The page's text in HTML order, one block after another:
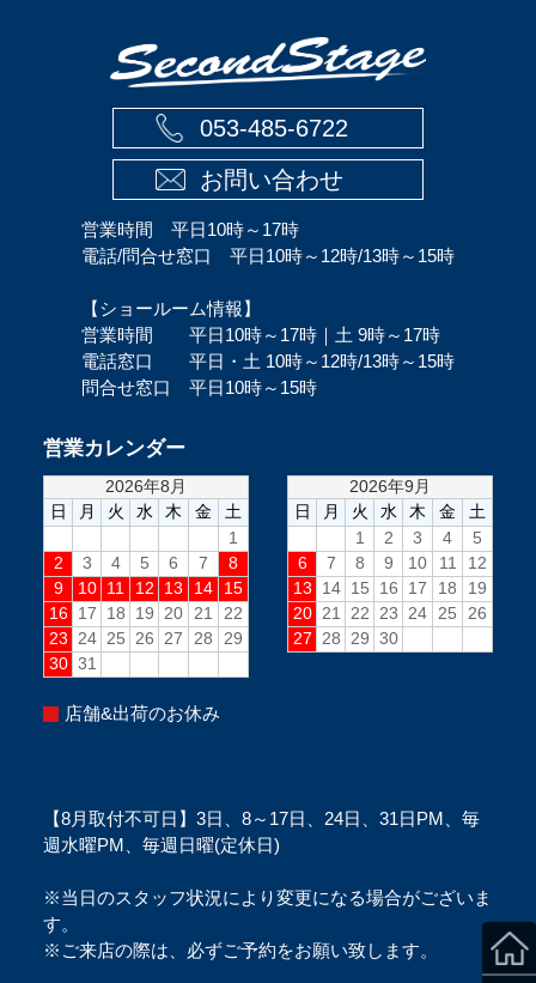
053-485-6722
お問い合わせ
営業時間 平日10時～17時
電話/問合せ窓口 平日10時～12時/13時～15時
【ショールーム情報】
営業時間 平日10時～17時｜土 9時～17時
電話窓口 平日・土 10時～12時/13時～15時
問合せ窓口 平日10時～15時
営業カレンダー
店舗&出荷のお休み
【8月取付不可日】3日、8～17日、24日、31日PM、毎
週水曜PM、毎週日曜(定休日)
※当日のスタッフ状況により変更になる場合がございま
す。
※ご来店の際は、必ずご予約をお願い致します。